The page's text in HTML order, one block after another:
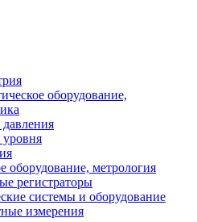
оборудование,
оборудование, метрология
регистраторы
системы и оборудование
измерения